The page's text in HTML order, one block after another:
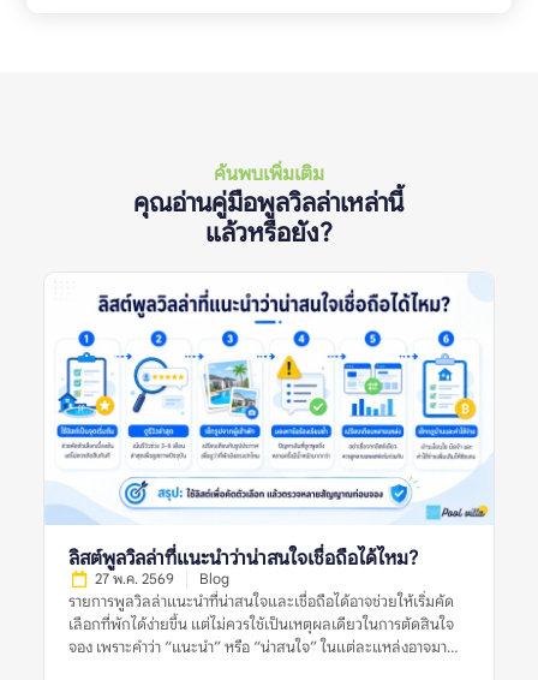
ค้นพบเพิ่มเติม
คุณอ่านคู่มือพูลวิลล่าเหล่านี้
แล้วหรือยัง?
ลิสต์พูลวิลล่าที่แนะนำว่าน่าสนใจเชื่อถือได้ไหม?
27 พ.ค. 2569 Blog
รายการพูลวิลล่าแนะนำที่น่าสนใจและเชื่อถือได้อาจช่วยให้เริ่มคัด
เลือกที่พักได้ง่ายขึ้น แต่ไม่ควรใช้เป็นเหตุผลเดียวในการตัดสินใจ
จอง เพราะคำว่า “แนะนำ” หรือ “น่าสนใจ” ในแต่ละแหล่งอาจมา